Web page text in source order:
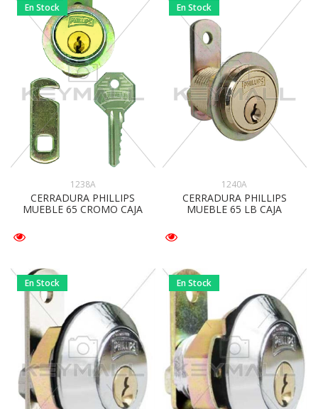
En Stock
1238A
CERRADURA PHILLIPS
MUEBLE 65 CROMO CAJA
En Stock
1240A
CERRADURA PHILLIPS
MUEBLE 65 LB CAJA
En Stock En Stock